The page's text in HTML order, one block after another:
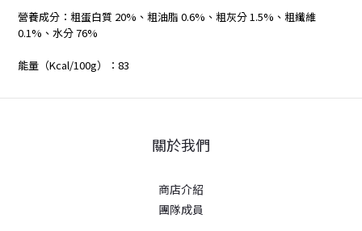
營養成分：粗蛋白質 20%、粗油脂 0.6%、粗灰分 1.5%、粗纖維
0.1%、水分 76%
能量（Kcal/100g）：83
關於我們
商店介紹
團隊成員